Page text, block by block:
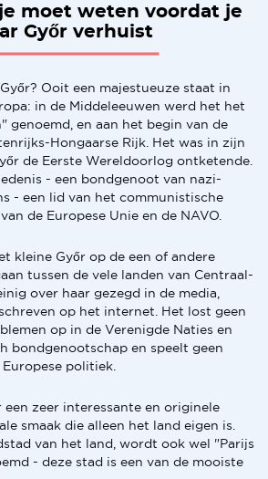
moet weten voordat je
Győr verhuist
Ooit een majestueuze staat in
in de Middeleeuwen werd het het
genoemd, en aan het begin van de
Hongaarse Rijk. Het was in zijn
de Eerste Wereldoorlog ontketende.
- een bondgenoot van nazi-
- een lid van het communistische
de Europese Unie en de NAVO.
kleine Győr op de een of andere
tussen de vele landen van Centraal-
over haar gezegd in de media,
op het internet. Het lost geen
op in de Verenigde Naties en
bondgenootschap en speelt geen
politiek.
een zeer interessante en originele
smaak die alleen het land eigen is.
van het land, wordt ook wel "Parijs
- deze stad is een van de mooiste